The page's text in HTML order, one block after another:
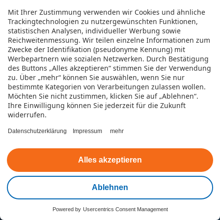
Mit Ihrer Zustimmung verwenden wir Cookies und ähnliche
Trackingtechnologien zu nutzergewünschten Funktionen,
statistischen Analysen, individueller Werbung sowie
Reichweitenmessung. Wir teilen einzelne Informationen zum
Zwecke der Identifikation (pseudonyme Kennung) mit
Werbepartnern wie sozialen Netzwerken. Durch Bestätigung
des Buttons „Alles akzeptieren“ stimmen Sie der Verwendung
zu. Über „mehr“ können Sie auswählen, wenn Sie nur
bestimmte Kategorien von Verarbeitungen zulassen wollen.
Möchten Sie nicht zustimmen, klicken Sie auf „Ablehnen“.
Ihre Einwilligung können Sie jederzeit für die Zukunft
widerrufen.
Datenschutzerklärung Impressum mehr
Ablehnen
Alles akzeptieren
Powered by Usercentrics Consent Management
Antragsstatus
Sitemap
Unternehmen
Die TeamBank
Jobs
Betrugsprävention
Werbewiderspruch
Kreditthemen